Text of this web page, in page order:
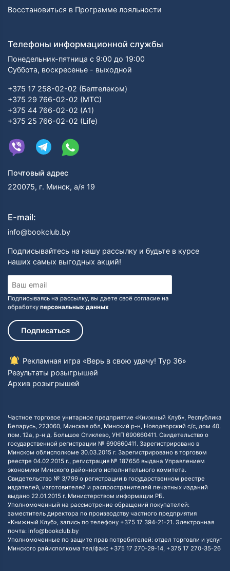
Восстановиться в Программе лояльности
Телефоны информационной службы
Понедельник-пятница с 9:00 до 19:00
Суббота, воскресенье - выходной
+375 17 258-02-02 (Белтелеком)
+375 29 766-02-02 (МТС)
+375 44 766-02-02 (А1)
+375 25 766-02-02 (Life)
Почтовый адрес
220075, г. Минск, а/я 19
E-mail:
info@bookclub.by
Подписывайтесь на нашу рассылку и будьте в курсе
наших самых выгодных акций!
Подписываясь на рассылку, вы даете своё согласие на
обработку персональных данных
Подписаться
Рекламная игра «Верь в свою удачу! Тур 36»
Результаты розыгрышей
Архив розыгрышей
Частное торговое унитарное предприятие «Книжный Клуб», Республика
Беларусь, 223060, Минская обл, Минский р-н, Новодворский с/с, дом 40,
пом. 12а, р-н д. Большое Стиклево, УНП 690660411. Свидетельство о
государственной регистрации № 690660411. Зарегистрировано в
Минском облисполкоме 30.03.2015 г. Зарегистрировано в торговом
реестре 04.02.2015 г., регистрация № 187656 выдана Управлением
экономики Минского районного исполнительного комитета.
Свидетельство № 3/799 о регистрации в государственном реестре
издателей, изготовителей и распространителей печатных изданий
выдано 22.01.2015 г. Министерством информации РБ.
Уполномоченный на рассмотрение обращений покупателей:
заместитель директора по производству частного предприятия
«Книжный Клуб», запись по телефону +375 17 394-21-21. Электронная
почта: info@bookclub.by
Уполномоченные по защите прав потребителей: отдел торговли и услуг
Минского райисполкома тел/факс +375 17 270-29-14, +375 17 270-35-26